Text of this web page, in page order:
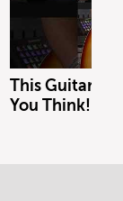
This Guitar
You Think!